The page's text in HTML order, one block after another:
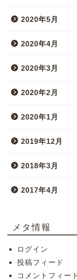
2020年5月
2020年4月
2020年3月
2020年2月
2020年1月
2019年12月
2018年3月
2017年4月
メタ情報
ログイン
投稿フィード
コメントフィー